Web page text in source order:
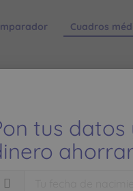
Cuadros
936 620
tus